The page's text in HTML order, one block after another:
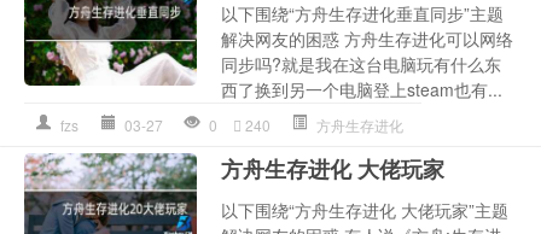
以下围绕“方舟生存进化垂直同步”主题
解决网友的困惑 方舟生存进化可以网络
同步吗?就是我在这台电脑玩有什么东
西了换到另一个电脑登上steam也有...
fzs 03-27 0 240 方舟生存进化
方舟生存进化 大佬玩家
以下围绕“方舟生存进化 大佬玩家”主题